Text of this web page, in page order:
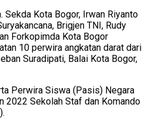
Sekda Kota Bogor, Irwan Riyanto
Brigjen TNI, Rudy
Forkopimda Kota Bogor
10 perwira angkatan darat dari
Suradipati, Balai Kota Bogor,
Perwira Siswa (Pasis) Negara
2022 Sekolah Staf dan Komando